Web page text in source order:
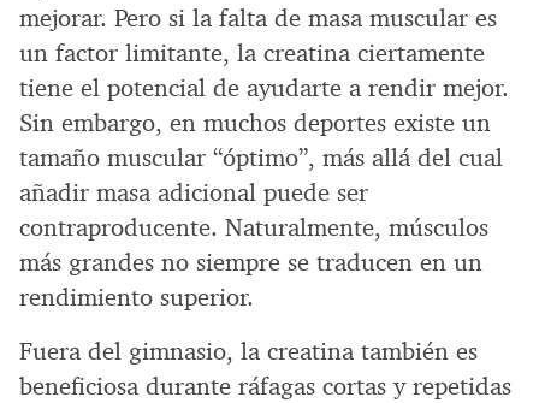
mejorar. Pero si la falta de masa muscular es
un factor limitante, la creatina ciertamente
tiene el potencial de ayudarte a rendir mejor.
Sin embargo, en muchos deportes existe un
tamaño muscular “óptimo”, más allá del cual
añadir masa adicional puede ser
contraproducente. Naturalmente, músculos
más grandes no siempre se traducen en un
rendimiento superior.
Fuera del gimnasio, la creatina también es
beneficiosa durante ráfagas cortas y repetidas